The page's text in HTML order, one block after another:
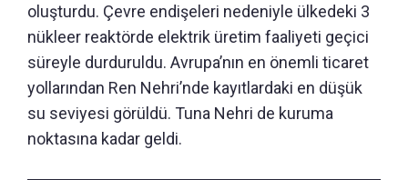
oluşturdu. Çevre endişeleri nedeniyle ülkedeki 3
nükleer reaktörde elektrik üretim faaliyeti geçici
süreyle durduruldu. Avrupa’nın en önemli ticaret
yollarından Ren Nehri’nde kayıtlardaki en düşük
su seviyesi görüldü. Tuna Nehri de kuruma
noktasına kadar geldi.